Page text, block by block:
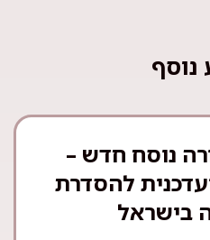
נוסף
נוסח חדש –
להסדרת
בישראל